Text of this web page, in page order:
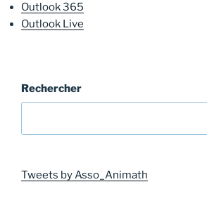
Outlook 365
Outlook Live
Rechercher
Tweets by Asso_Animath